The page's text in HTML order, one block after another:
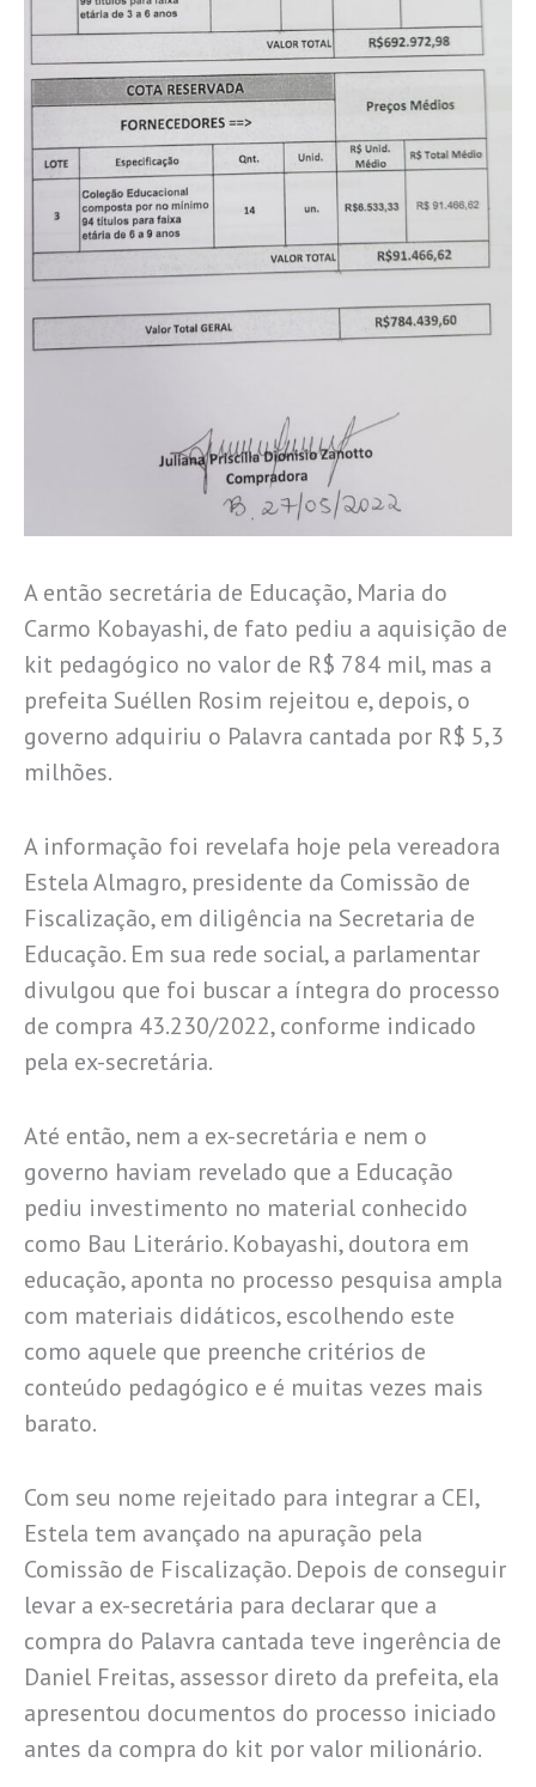
A então secretária de Educação, Maria do
Carmo Kobayashi, de fato pediu a aquisição de
kit pedagógico no valor de R$ 784 mil, mas a
prefeita Suéllen Rosim rejeitou e, depois, o
governo adquiriu o Palavra cantada por R$ 5,3
milhões.
A informação foi revelafa hoje pela vereadora
Estela Almagro, presidente da Comissão de
Fiscalização, em diligência na Secretaria de
Educação. Em sua rede social, a parlamentar
divulgou que foi buscar a íntegra do processo
de compra 43.230/2022, conforme indicado
pela ex-secretária.
Até então, nem a ex-secretária e nem o
governo haviam revelado que a Educação
pediu investimento no material conhecido
como Bau Literário. Kobayashi, doutora em
educação, aponta no processo pesquisa ampla
com materiais didáticos, escolhendo este
como aquele que preenche critérios de
conteúdo pedagógico e é muitas vezes mais
barato.
Com seu nome rejeitado para integrar a CEI,
Estela tem avançado na apuração pela
Comissão de Fiscalização. Depois de conseguir
levar a ex-secretária para declarar que a
compra do Palavra cantada teve ingerência de
Daniel Freitas, assessor direto da prefeita, ela
apresentou documentos do processo iniciado
antes da compra do kit por valor milionário.